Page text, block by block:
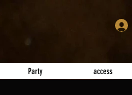
Party access